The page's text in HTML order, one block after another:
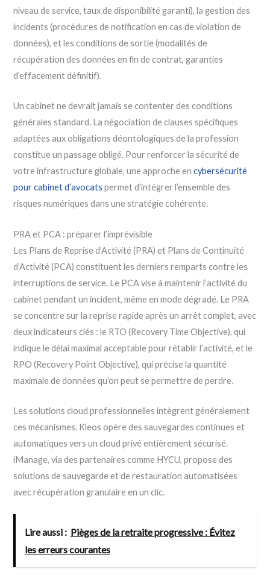
niveau de service, taux de disponibilité garanti), la gestion des
incidents (procédures de notification en cas de violation de
données), et les conditions de sortie (modalités de
récupération des données en fin de contrat, garanties
d’effacement définitif).
Un cabinet ne devrait jamais se contenter des conditions
générales standard. La négociation de clauses spécifiques
adaptées aux obligations déontologiques de la profession
constitue un passage obligé. Pour renforcer la sécurité de
votre infrastructure globale, une approche encybersécurité
pour cabinet d’avocats permet d’intégrer l’ensemble des
risques numériques dans une stratégie cohérente.
PRA et PCA : préparer l’imprévisible
Les Plans de Reprise d’Activité (PRA) et Plans de Continuité
d’Activité (PCA) constituent les derniers remparts contre les
interruptions de service. Le PCA vise à maintenir l’activité du
cabinet pendant un incident, même en mode dégradé. Le PRA
se concentre sur la reprise rapide après un arrêt complet, avec
deux indicateurs clés : le RTO (Recovery Time Objective), qui
indique le délai maximal acceptable pour rétablir l’activité, et le
RPO (Recovery Point Objective), qui précise la quantité
maximale de données qu’on peut se permettre de perdre.
Les solutions cloud professionnelles intègrent généralement
ces mécanismes. Kleos opère des sauvegardes continues et
automatiques vers un cloud privé entièrement sécurisé.
iManage, via des partenaires comme HYCU, propose des
solutions de sauvegarde et de restauration automatisées
avec récupération granulaire en un clic.
Lire aussi : Pièges de la retraite progressive : Évitez
les erreurs courantes